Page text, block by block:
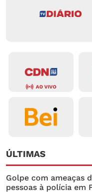
AO VIVO
ÚLTIMAS
Golpe com ameaças
pessoas à polícia em